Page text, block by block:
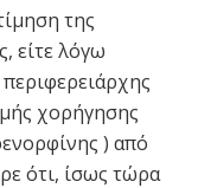
της
είτε λόγω
χορήγησης
) από
ότι, ίσως τώρα